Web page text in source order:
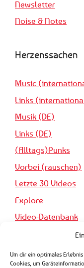
Um dir ein optimales
Cookies, um
Newsletter
Noise & Notes
Herzenssachen
Music
Links
Musik (DE)
Links (DE)
(Alltags)Punks
Vorbei (rauschen)
Letzte 30 Videos
Explore
Video-Datenbank
Pro Forma